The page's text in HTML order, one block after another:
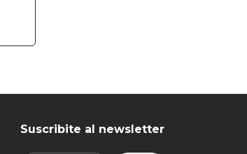
Suscribite al newsletter